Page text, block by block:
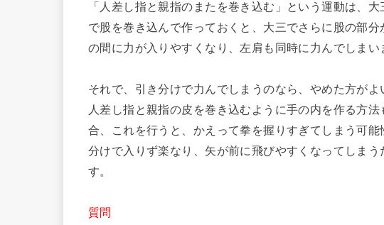
「人差し指と親指のまたを巻き込む」という運動は、
で股を巻き込んで作っておくと、大三でさらに股の部
の間に力が入りやすくなり、左肩も同時に力んでしまい
それで、引き分けで力んでしまうのなら、やめた方がよ
人差し指と親指の皮を巻き込むように手の内を作る方
合、これを行うと、かえって拳を握りすぎてしまう可
分けで入りず楽なり、矢が前に飛びやすくなってしま
す。
質問